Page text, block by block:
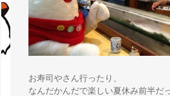
お寿司やさん行ったり、
なんだかんだで楽しい夏休み前半だ